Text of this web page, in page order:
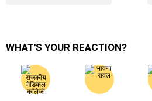
WHAT'S YOUR REACTION?